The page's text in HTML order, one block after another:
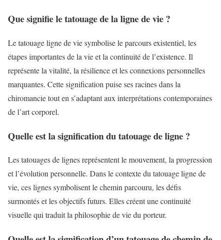
Que signifie le tatouage de la ligne de vie ?
Le tatouage ligne de vie symbolise le parcours existentiel, les
étapes importantes de la vie et la continuité de l’existence. Il
représente la vitalité, la résilience et les connexions personnelles
marquantes. Cette signification puise ses racines dans la
chiromancie tout en s’adaptant aux interprétations contemporaines
de l’art corporel.
Quelle est la signification du tatouage de ligne ?
Les tatouages de lignes représentent le mouvement, la progression
et l’évolution personnelle. Dans le contexte du tatouage ligne de
vie, ces lignes symbolisent le chemin parcouru, les défis
surmontés et les objectifs futurs. Elles créent une continuité
visuelle qui traduit la philosophie de vie du porteur.